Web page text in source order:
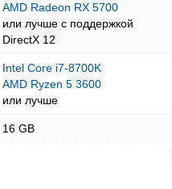
AMD Radeon RX 5700
или лучше с поддержкой
DirectX 12
Intel Core i7-8700K
AMD Ryzen 5 3600
или лучше
16 GB